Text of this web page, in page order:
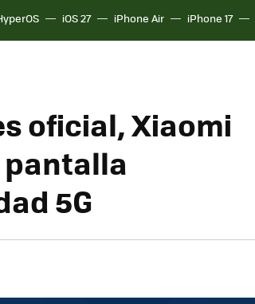
iOS 27 iPhone Air iPhone 17
oficial, Xiaomi
pantalla
5G